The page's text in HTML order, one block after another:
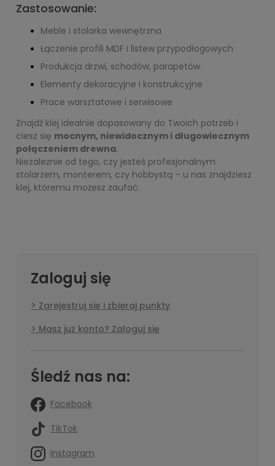
Zastosowanie:
Meble i stolarka wewnętrzna
Łączenie profili MDF i listew przypodłogowych
Produkcja drzwi, schodów, parapetów
Elementy dekoracyjne i konstrukcyjne
Prace warsztatowe i serwisowe
Znajdź klej idealnie dopasowany do Twoich potrzeb i
ciesz się mocnym, niewidocznym i długowiecznym
połączeniem drewna.
Niezależnie od tego, czy jesteś profesjonalnym
stolarzem, monterem, czy hobbystą – u nas znajdziesz
klej, któremu możesz zaufać.
Zaloguj się
Zarejestruj się i zbieraj punkty
Masz już konto? Zaloguj się
Śledź nas na:
Facebook
TikTok
Instagram